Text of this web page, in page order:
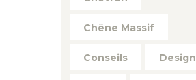
Chêne Massif
Conseils Design